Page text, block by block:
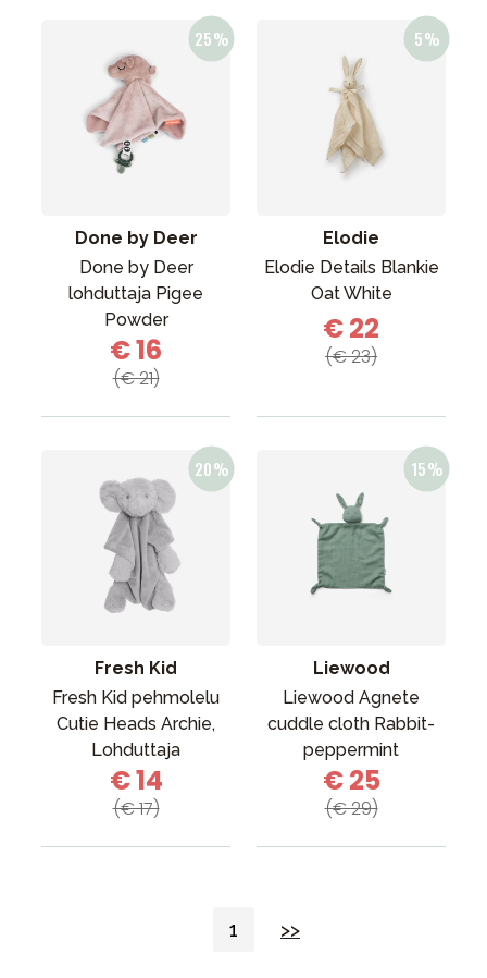
Done by Deer
Done by Deer
lohduttaja Pigee
Powder
€ 16
(€ 21)
Elodie
Elodie Details Blankie
Oat White
€ 22
(€ 23)
Fresh Kid
Fresh Kid pehmolelu
Cutie Heads Archie,
Lohduttaja
€ 14
(€ 17)
Liewood
Liewood Agnete
cuddle cloth Rabbit-
peppermint
€ 25
(€ 29)
1 >>